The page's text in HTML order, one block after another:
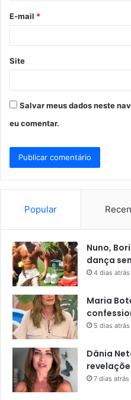
*
E-mail *
Site
Salvar meus dados neste
eu comentar.
Popular
Nuno,
dança
4 dias atrás
Maria
5 dias atrás
Dânia
7 dias atrás